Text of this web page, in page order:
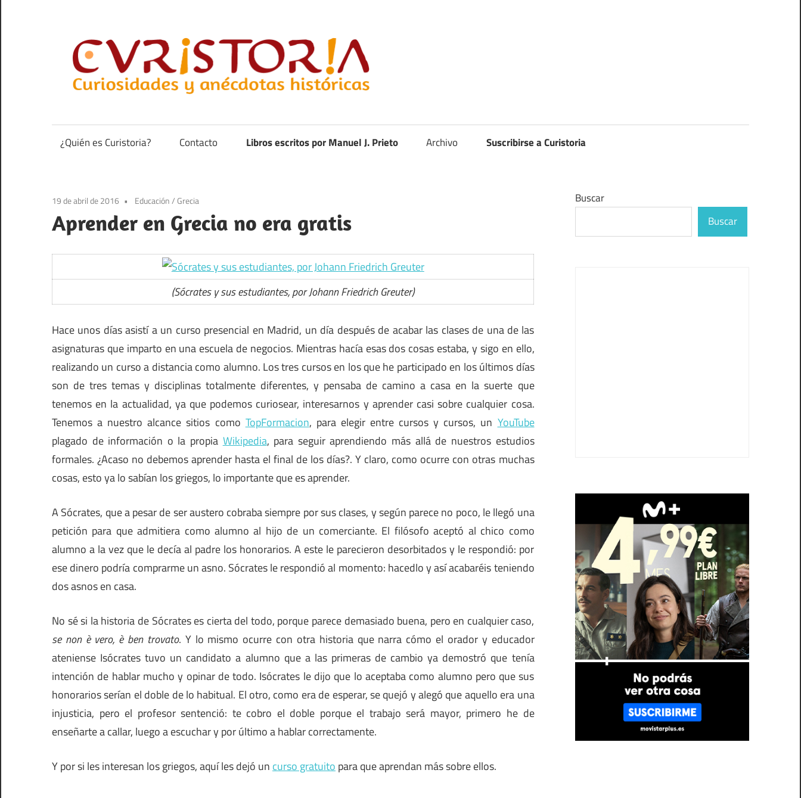
contenido
anécdotas
de
¿Quién es Curistoria? Contacto Libros escritos por Manuel J. Prieto Archivo Suscribirse a Curistoria
19 de abril de 2016 Educación/Grecia
Aprender en Grecia no era gratis
(Sócrates y sus estudiantes, por Johann Friedrich Greuter)
Hace unos días asistí a un curso presencial en Madrid, un día después de acabar las clases de una de las
asignaturas que imparto en una escuela de negocios. Mientras hacía esas dos cosas estaba, y sigo en ello,
realizando un curso a distancia como alumno. Los tres cursos en los que he participado en los últimos días
son de tres temas y disciplinas totalmente diferentes, y pensaba de camino a casa en la suerte que
tenemos en la actualidad, ya que podemos curiosear, interesarnos y aprender casi sobre cualquier cosa.
Tenemos a nuestro alcance sitios como TopFormacion, para elegir entre cursos y cursos, un YouTube
plagado de información o la propia Wikipedia, para seguir aprendiendo más allá de nuestros estudios
formales. ¿Acaso no debemos aprender hasta el final de los días?. Y claro, como ocurre con otras muchas
cosas, esto ya lo sabían los griegos, lo importante que es aprender.
A Sócrates, que a pesar de ser austero cobraba siempre por sus clases, y según parece no poco, le llegó una
petición para que admitiera como alumno al hijo de un comerciante. El filósofo aceptó al chico como
alumno a la vez que le decía al padre los honorarios. A este le parecieron desorbitados y le respondió: por
ese dinero podría comprarme un asno. Sócrates le respondió al momento: hacedlo y así acabaréis teniendo
dos asnos en casa.
No sé si la historia de Sócrates es cierta del todo, porque parece demasiado buena, pero en cualquier caso,
se non è vero, è ben trovato. Y lo mismo ocurre con otra historia que narra cómo el orador y educador
ateniense Isócrates tuvo un candidato a alumno que a las primeras de cambio ya demostró que tenía
intención de hablar mucho y opinar de todo. Isócrates le dijo que lo aceptaba como alumno pero que sus
honorarios serían el doble de lo habitual. El otro, como era de esperar, se quejó y alegó que aquello era una
injusticia, pero el profesor sentenció: te cobro el doble porque el trabajo será mayor, primero he de
enseñarte a callar, luego a escuchar y por último a hablar correctamente.
Y por si les interesan los griegos, aquí les dejó un curso gratuito para que aprendan más sobre ellos.
Buscar
Buscar